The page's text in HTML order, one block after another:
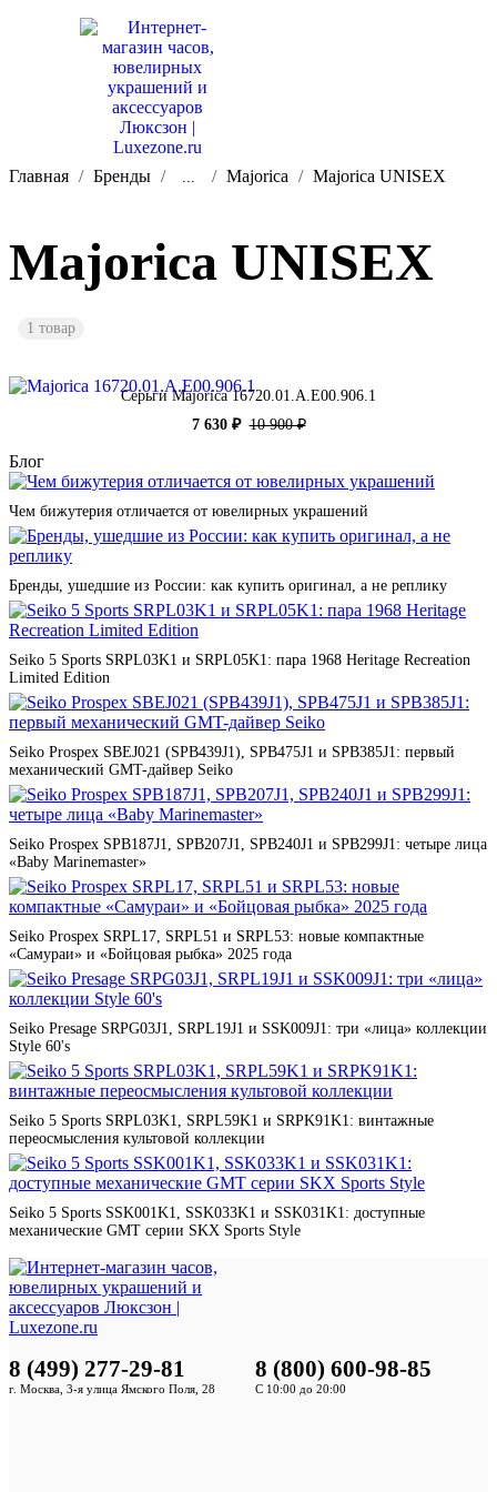
Главная Бренды ... Majorica Majorica UNISEX
Majorica UNISEX
1 товар
Серьги Majorica 16720.01.A.E00.906.1
7 630 ₽ 10 900 ₽
Блог
Чем бижутерия отличается от ювелирных украшений
Бренды, ушедшие из России: как купить оригинал, а не реплику
Seiko 5 Sports SRPL03K1 и SRPL05K1: пара 1968 Heritage Recreation
Limited Edition
Seiko Prospex SBEJ021 (SPB439J1), SPB475J1 и SPB385J1: первый
механический GMT-дайвер Seiko
Seiko Prospex SPB187J1, SPB207J1, SPB240J1 и SPB299J1: четыре лица
«Baby Marinemaster»
Seiko Prospex SRPL17, SRPL51 и SRPL53: новые компактные
«Самураи» и «Бойцовая рыбка» 2025 года
Seiko Presage SRPG03J1, SRPL19J1 и SSK009J1: три «лица» коллекции
Style 60's
Seiko 5 Sports SRPL03K1, SRPL59K1 и SRPK91K1: винтажные
переосмысления культовой коллекции
Seiko 5 Sports SSK001K1, SSK033K1 и SSK031K1: доступные
механические GMT серии SKX Sports Style
8 (499) 277-29-81
г. Москва, 3-я улица Ямского Поля, 28
8 (800) 600-98-85
С 10:00 до 20:00